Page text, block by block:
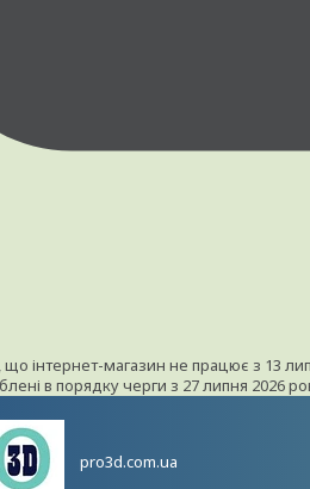
що інтернет-магазин не працює з 13
в порядку черги з 27 липня 2026
pro3d.com.ua